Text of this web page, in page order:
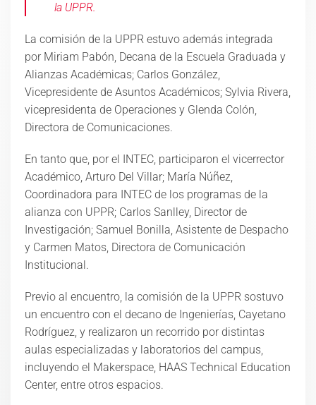
la UPPR.
La comisión de la UPPR estuvo además integrada
por Miriam Pabón, Decana de la Escuela Graduada y
Alianzas Académicas; Carlos González,
Vicepresidente de Asuntos Académicos; Sylvia Rivera,
vicepresidenta de Operaciones y Glenda Colón,
Directora de Comunicaciones.
En tanto que, por el INTEC, participaron el vicerrector
Académico, Arturo Del Villar; María Núñez,
Coordinadora para INTEC de los programas de la
alianza con UPPR; Carlos Sanlley, Director de
Investigación; Samuel Bonilla, Asistente de Despacho
y Carmen Matos, Directora de Comunicación
Institucional.
Previo al encuentro, la comisión de la UPPR sostuvo
un encuentro con el decano de Ingenierías, Cayetano
Rodríguez, y realizaron un recorrido por distintas
aulas especializadas y laboratorios del campus,
incluyendo el Makerspace, HAAS Technical Education
Center, entre otros espacios.